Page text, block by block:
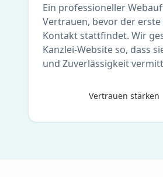
Ein professioneller
Vertrauen, bevor der
Kontakt stattfindet. Wir
Kanzlei-Website so, dass
und Zuverlässigkeit
Vertrauen stärken